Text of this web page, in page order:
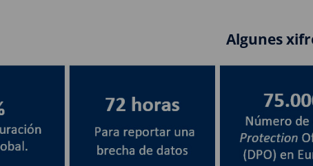
Algunes